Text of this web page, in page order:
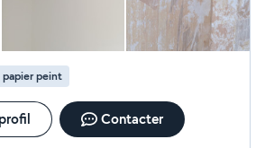
papier peint
Contacter